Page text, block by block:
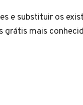
e substituir os
mais